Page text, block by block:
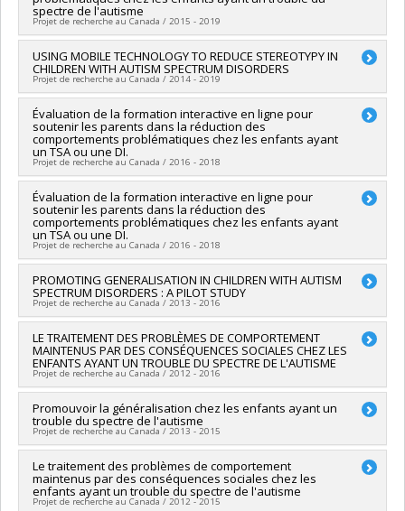
Québec - Santé (FRSQ)
Programmes de subvention :PVXXXXXX-Bourse de
chercheur-boursier : Junior 1
spectre de l'autisme
Projet de recherche au Canada / 2015 - 2019
Chercheur principal :Marc Lanovaz
Sources de financement :FRQS/Fonds de recherche du
Québec - Santé (FRSQ)
Programmes de subvention :
jeunes chercheurs Juniors 1
USING MOBILE TECHNOLOGY TO REDUCE STEREOTYPY IN
CHILDREN WITH AUTISM SPECTRUM DISORDERS
Projet de recherche au Canada / 2014 - 2019
Chercheur principal : Marc Lanovaz
Co-chercheurs :Pierrich Plusquellec,Nicholas Watkins
Sources de financement :IRSC/Instituts de recherche en
santé du Canada
Programmes de subvention :PVXX5647-(MOP) Subvention de
fonctionnement incluant les subventions de fonctionnement
programmatiques (général)
Évaluation de la formation interactive en ligne pour
soutenir les parents dans la réduction des
comportements problématiques chez les enfants ayant
un TSA ou une DI.
Projet de recherche au Canada / 2016 - 2018
Chercheur principal : Marc Lanovaz
Co-chercheurs :Patrick Cardinal,Thomas Higbee
Sources de financement :Consortium national de recherche
sur l'intégration sociale
Programmes de subvention :
Évaluation de la formation interactive en ligne pour
soutenir les parents dans la réduction des
comportements problématiques chez les enfants ayant
un TSA ou une DI.
Projet de recherche au Canada / 2016 - 2018
Chercheur principal :Marc Lanovaz
Co-chercheurs : Patrick Cardinal,Thomas Higbee
Sources de financement :
Programmes de subvention :
PROMOTING GENERALISATION IN CHILDREN WITH AUTISM
SPECTRUM DISORDERS : A PILOT STUDY
Projet de recherche au Canada / 2013 - 2016
Chercheur principal :Marc Lanovaz
Sources de financement :CRSH/Conseil de recherches en
sciences humaines du Canada
Programmes de subvention :PV153480-Subventions de
développement Savoir
LE TRAITEMENT DES PROBLÈMES DE COMPORTEMENT
MAINTENUS PAR DES CONSÉQUENCES SOCIALES CHEZ LES
ENFANTS AYANT UN TROUBLE DU SPECTRE DE L'AUTISME
Projet de recherche au Canada / 2012 - 2016
Chercheur principal : Marc Lanovaz
Sources de financement :FRQSC/Fonds de recherche du
Québec - Société et culture (FQRSC)
recherche pour la relève professorale
Promouvoir la généralisation chez les enfants ayant un
trouble du spectre de l'autisme
Projet de recherche au Canada / 2013 - 2015
Chercheur principal :Marc Lanovaz
Le traitement des problèmes de comportement
maintenus par des conséquences sociales chez les
enfants ayant un trouble du spectre de l'autisme
Projet de recherche au Canada / 2012 - 2015